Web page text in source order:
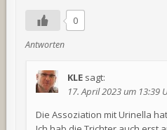
0
Antworten
KLE sagt:
17. April 2023 um 13:39
Die Assoziation mit Urinella